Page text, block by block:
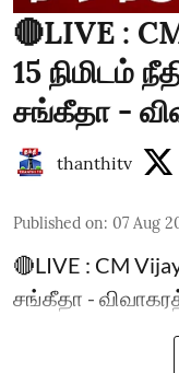
🔴LIVE :
15 நிமிடம்
சங்கீதா -
thanthitv
Published on: 07 Aug
🔴LIVE : CM
சங்கீதா -